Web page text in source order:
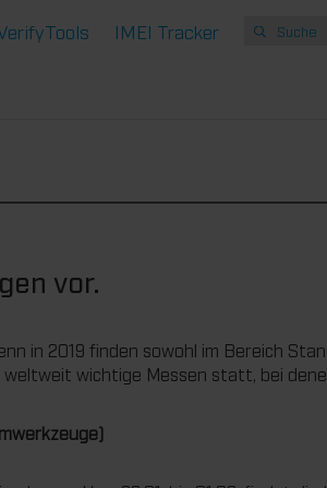
IMEI Tracker
vor.
in 2019 finden sowohl im Bereich
wichtige Messen statt, bei